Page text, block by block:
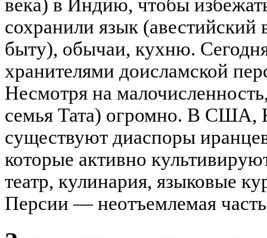
века) в Индию, чтобы
сохранили язык (авестийский
быту), обычаи, кухню.
хранителями доисламской
Несмотря на
семья Тата) огромно. В США,
существуют диаспоры
которые активно
театр, кулинария, языковые
Персии — неотъемлемая